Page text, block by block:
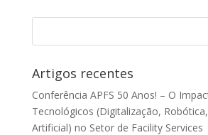
Artigos recentes
Conferência APFS 50 Anos! – O
Tecnológicos (Digitalização,
Artificial) no Setor de Facility Services